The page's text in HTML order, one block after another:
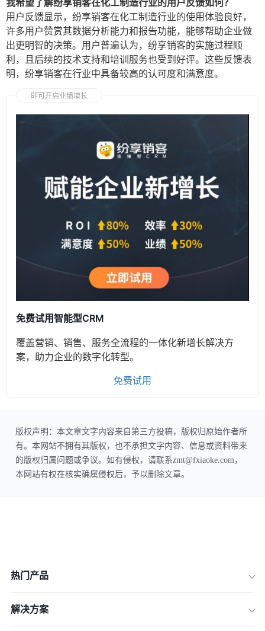
我希望了解纷享销客在化工制造行业的用户反馈如何？
用户反馈显示，纷享销客在化工制造行业的使用体验良好，
许多用户赞赏其数据分析能力和报告功能，能够帮助企业做
出更明智的决策。用户普遍认为，纷享销客的实施过程顺
利，且后续的技术支持和培训服务也受到好评。这些反馈表
明，纷享销客在行业中具备较高的认可度和满意度。
即可开启业绩增长
免费试用智能型CRM
覆盖营销、销售、服务全流程的一体化新增长解决方
案，助力企业的数字化转型。
免费试用
版权声明：本文章文字内容来自第三方投稿，版权归原始作者所
有。本网站不拥有其版权，也不承担文字内容、信息或资料带来
的版权归属问题或争议。如有侵权，请联系zmt@fxiaoke.com，
本网站有权在核实确属侵权后，予以删除文章。
热门产品
解决方案